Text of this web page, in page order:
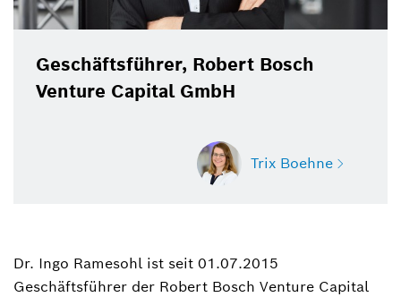
Geschäftsführer, Robert Bosch
Venture Capital GmbH
Trix Boehne
Trix Boehne
Sprecherin Unternehmen, Wirtschaft und
Dr. Ingo Ramesohl ist seit 01.07.2015
Geschäftsführer der Robert Bosch Venture Capital